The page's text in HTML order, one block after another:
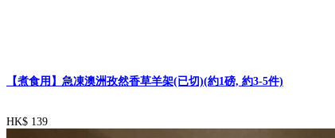
【煮食用】急凍澳洲孜然香草羊架(已切)(約1磅, 約3-5件)
HK$ 139